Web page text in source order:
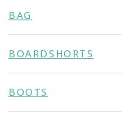
BAG
BOARDSHORTS
BOOTS